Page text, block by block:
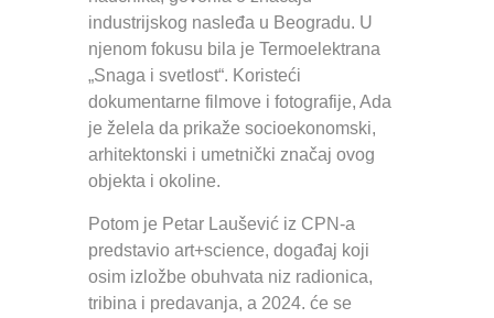
industrijskog nasleđa u Beogradu. U
njenom fokusu bila je Termoelektrana
„Snaga i svetlost“. Koristeći
dokumentarne filmove i fotografije, Ada
je želela da prikaže socioekonomski,
arhitektonski i umetnički značaj ovog
objekta i okoline.
Potom je Petar Laušević iz CPN-a
predstavio art+science, događaj koji
osim izložbe obuhvata niz radionica,
tribina i predavanja, a 2024. će se